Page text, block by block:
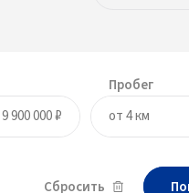
Пробег
Сбросить